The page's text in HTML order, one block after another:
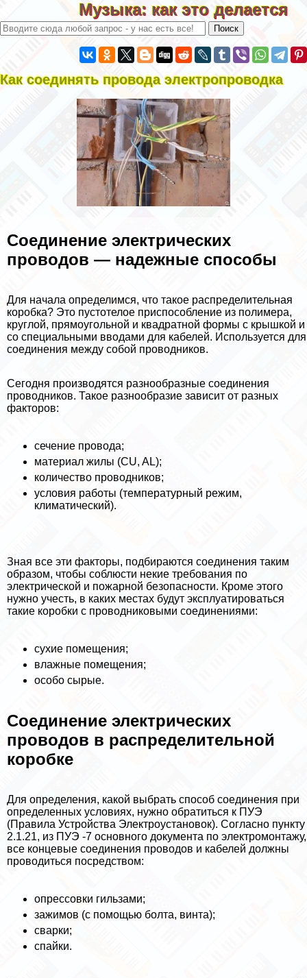
Музыка: как это делается
Как соединять провода электропроводка
Соединение электрических
проводов — надежные способы
Для начала определимся, что такое распределительная
коробка? Это пустотелое приспособление из полимера,
круглой, прямоугольной и квадратной формы с крышкой и
со специальными вводами для кабелей. Используется для
соединения между собой проводников.
Сегодня производятся разнообразные соединения
проводников. Такое разнообразие зависит от разных
факторов:
сечение провода;
материал жилы (CU, AL);
количество проводников;
условия работы (температурный режим,
климатический).
Зная все эти факторы, подбираются соединения таким
образом, чтобы соблюсти некие требования по
электрической и пожарной безопасности. Кроме этого
нужно учесть, в каких местах будут эксплуатироваться
такие коробки с проводниковыми соединениями:
сухие помещения;
влажные помещения;
особо сырые.
Соединение электрических
проводов в распределительной
коробке
Для определения, какой выбрать способ соединения при
определенных условиях, нужно обратиться к ПУЭ
(Правила Устройства Электроустановок). Согласно пункту
2.1.21, из ПУЭ -7 основного документа по электромонтажу,
все концевые соединения проводов и кабелей должны
проводиться посредством:
опрессовки гильзами;
зажимов (с помощью болта, винта);
сварки;
спайки.